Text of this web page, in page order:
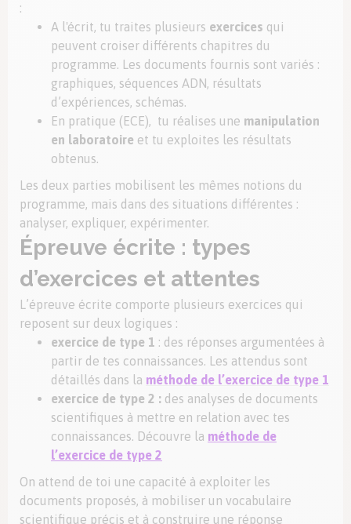
:
A l'écrit, tu traites plusieurs exercices qui
peuvent croiser différents chapitres du
programme. Les documents fournis sont variés :
graphiques, séquences ADN, résultats
d’expériences, schémas.
En pratique (ECE), tu réalises une manipulation
en laboratoire et tu exploites les résultats
obtenus.
Les deux parties mobilisent les mêmes notions du
programme, mais dans des situations différentes :
analyser, expliquer, expérimenter.‍
Épreuve écrite : types
d’exercices et attentes
L’épreuve écrite comporte plusieurs exercices qui
reposent sur deux logiques :
exercice de type 1 : des réponses argumentées à
partir de tes connaissances. Les attendus sont
détaillés dans la méthode de l’exercice de type 1
exercice de type 2 : des analyses de documents
scientifiques à mettre en relation avec tes
connaissances. Découvre la méthode de
l’exercice de type 2
On attend de toi une capacité à exploiter les
documents proposés, à mobiliser un vocabulaire
scientifique précis et à construire une réponse